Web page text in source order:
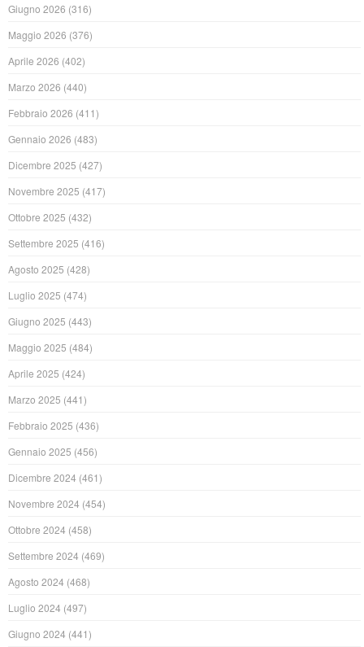
Giugno 2026 (316)
Maggio 2026 (376)
Aprile 2026 (402)
Marzo 2026 (440)
Febbraio 2026 (411)
Gennaio 2026 (483)
Dicembre 2025 (427)
Novembre 2025 (417)
Ottobre 2025 (432)
Settembre 2025 (416)
Agosto 2025 (428)
Luglio 2025 (474)
Giugno 2025 (443)
Maggio 2025 (484)
Aprile 2025 (424)
Marzo 2025 (441)
Febbraio 2025 (436)
Gennaio 2025 (456)
Dicembre 2024 (461)
Novembre 2024 (454)
Ottobre 2024 (458)
Settembre 2024 (469)
Agosto 2024 (468)
Luglio 2024 (497)
Giugno 2024 (441)